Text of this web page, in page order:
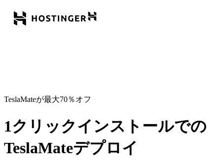
TeslaMateが最大70％オフ
1クリックインストールでの
TeslaMateデプロイ